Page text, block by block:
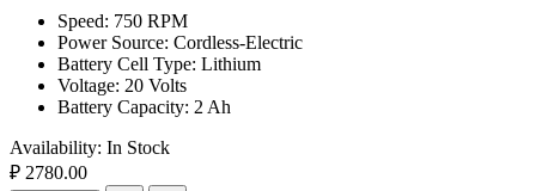
Speed: 750 RPM
Power Source: Cordless-Electric
Battery Cell Type: Lithium
Voltage: 20 Volts
Battery Capacity: 2 Ah
Availability: In Stock
₽ 2780.00